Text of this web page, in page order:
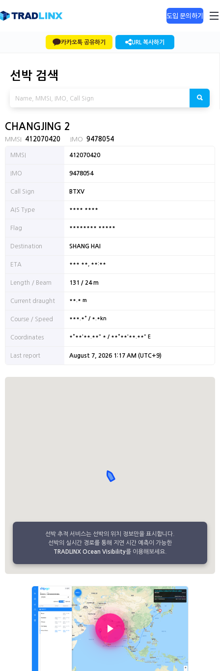
도입 문의하기
카카오톡 공유하기 URL 복사하기
선박 검색
CHANGJING 2
MMSI 412070420 IMO 9478054
MMSI 412070420
IMO 9478054
Call Sign BTXV
AIS Type **** ****
Flag ******** *****
Destination SHANG HAI
ETA *** **, **:**
Length / Beam 131 / 24 m
Current draught **.* m
Course / Speed ***.*° / *.*kn
Coordinates *°**'**.**" * / **°**'**.**" E
Last report August 7, 2026 1:17 AM (UTC+9)
선박 추적 서비스는 선박의 위치 정보만을 표시합니다.
선박의 실시간 경로를 통해 지연 시간 예측이 가능한
TRADLINX Ocean Visibility를 이용해보세요.